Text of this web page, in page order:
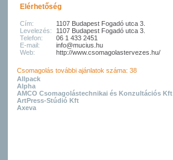
Elérhetőség
Cím:
1107 Budapest Fogadó utca 3.
Levelezés:
1107 Budapest Fogadó utca 3.
Telefon:
06 1 433 2451
E-mail:
info@mucius.hu
Web:
http://www.csomagolastervezes.hu/
Csomagolás további ajánlatok száma: 38
Allpack
Alpha
AMCO Csomagolástechnikai és Konzultációs Kft
ArtPress-Stúdió Kft
Axeva